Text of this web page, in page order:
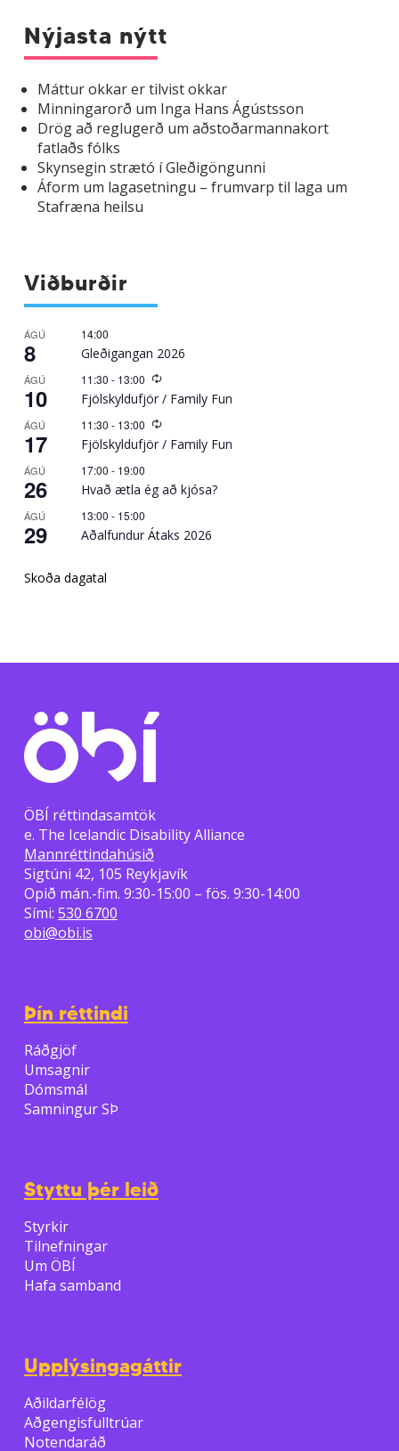
Nýjasta nýtt
Máttur okkar er tilvist okkar
Minningarorð um Inga Hans Ágústsson
Drög að reglugerð um aðstoðarmannakort
fatlaðs fólks
Skynsegin strætó í Gleðigöngunni
Áform um lagasetningu – frumvarp til laga um
Stafræna heilsu
Viðburðir
ÁGÚ
8
14:00
Gleðigangan 2026
ÁGÚ
10
11:30 - 13:00
Recurring
Fjölskyldufjör / Family Fun
ÁGÚ
17
11:30 - 13:00
Recurring
Fjölskyldufjör / Family Fun
ÁGÚ
26
17:00 - 19:00
Hvað ætla ég að kjósa?
ÁGÚ
29
13:00 - 15:00
Aðalfundur Átaks 2026
Skoða dagatal
ÖBÍ réttindasamtök
e. The Icelandic Disability Alliance
Mannréttindahúsið
Sigtúni 42, 105 Reykjavík
Opið mán.-fim. 9:30-15:00 – fös. 9:30-14:00
Sími: 530 6700
obi@obi.is
Þín réttindi
Ráðgjöf
Umsagnir
Dómsmál
Samningur SÞ
Styttu þér leið
Styrkir
Tilnefningar
Um ÖBÍ
Hafa samband
Upplýsingagáttir
Aðildarfélög
Aðgengisfulltrúar
Notendaráð